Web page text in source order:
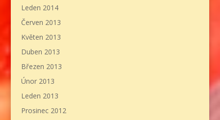
Leden 2014
Červen 2013
Květen 2013
Duben 2013
Březen 2013
Únor 2013
Leden 2013
Prosinec 2012